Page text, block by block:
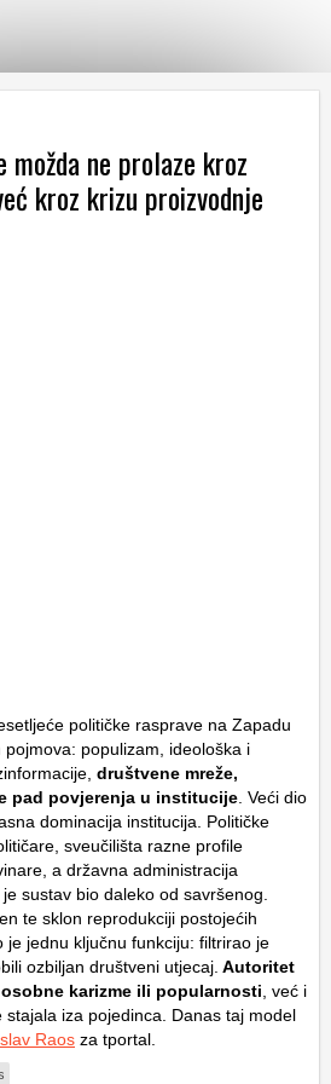
možda ne prolaze kroz
kroz krizu proizvodnje
političke rasprave na Zapadu
populizam, ideološka i
društvene mreže,
pad povjerenja u institucije . Veći dio
dominacija institucija. Političke
sveučilišta razne profile
a državna administracija
sustav bio daleko od savršenog.
te sklon reprodukciji postojećih
je jednu ključnu funkciju: filtrirao je
ozbiljan društveni utjecaj. Autoritet
karizme ili popularnosti , već i
stajala iza pojedinca. Danas taj model
Raos za tportal.